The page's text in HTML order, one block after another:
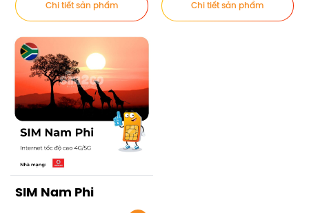
Chi tiết sản phẩm Chi tiết sản phẩm
SIM Nam Phi